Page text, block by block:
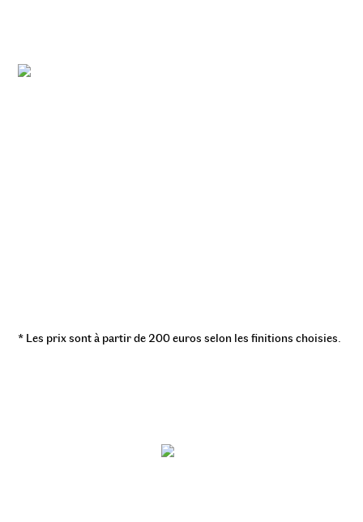
* Les prix sont à partir de 200 euros selon les finitions choisies.